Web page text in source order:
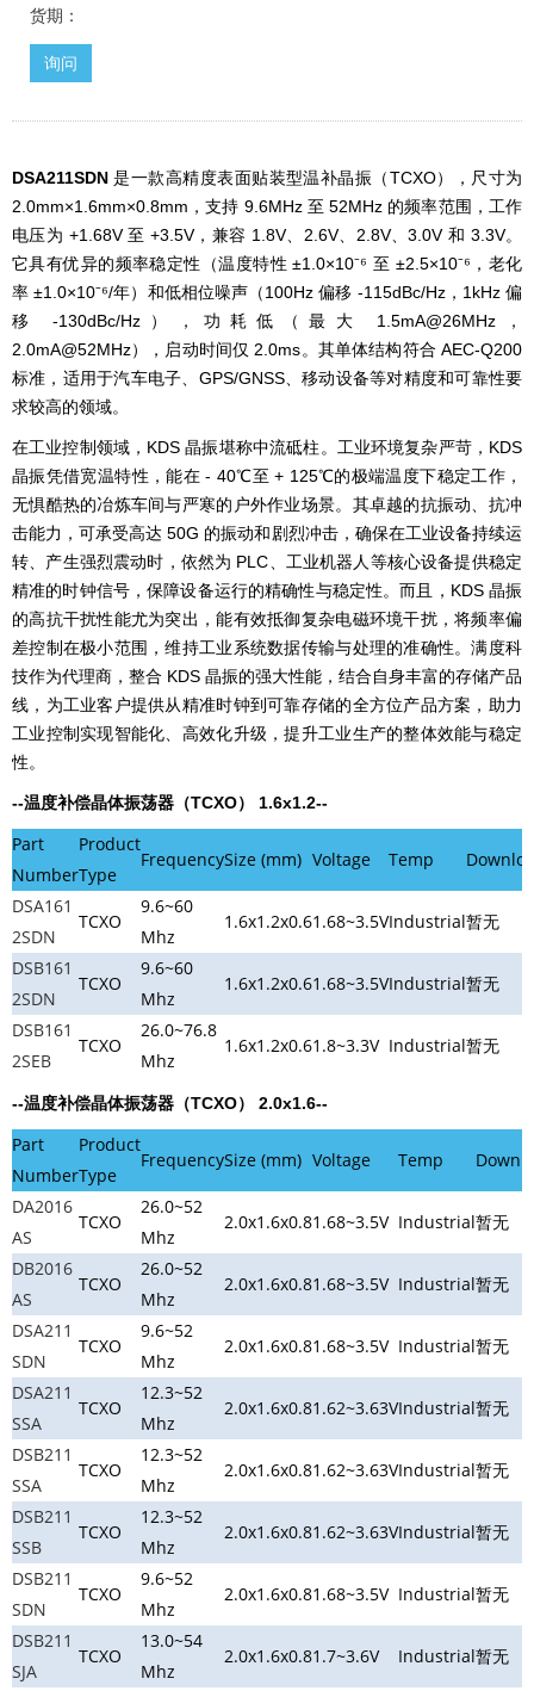
货期：
询问
DSA211SDN 是一款高精度表面贴装型温补晶振（TCXO），尺寸为
2.0mm×1.6mm×0.8mm，支持 9.6MHz 至 52MHz 的频率范围，工作
电压为 +1.68V 至 +3.5V，兼容 1.8V、2.6V、2.8V、3.0V 和 3.3V。
它具有优异的频率稳定性（温度特性 ±1.0×10⁻⁶ 至 ±2.5×10⁻⁶，老化
率 ±1.0×10⁻⁶/年）和低相位噪声（100Hz 偏移 -115dBc/Hz，1kHz 偏
移 -130dBc/Hz），功耗低（最大 1.5mA@26MHz，
2.0mA@52MHz），启动时间仅 2.0ms。其单体结构符合 AEC-Q200
标准，适用于汽车电子、GPS/GNSS、移动设备等对精度和可靠性要
求较高的领域。
在工业控制领域，KDS 晶振堪称中流砥柱。工业环境复杂严苛，KDS
晶振凭借宽温特性，能在 - 40℃至 + 125℃的极端温度下稳定工作，
无惧酷热的冶炼车间与严寒的户外作业场景。其卓越的抗振动、抗冲
击能力，可承受高达 50G 的振动和剧烈冲击，确保在工业设备持续运
转、产生强烈震动时，依然为 PLC、工业机器人等核心设备提供稳定
精准的时钟信号，保障设备运行的精确性与稳定性。而且，KDS 晶振
的高抗干扰性能尤为突出，能有效抵御复杂电磁环境干扰，将频率偏
差控制在极小范围，维持工业系统数据传输与处理的准确性。满度科
技作为代理商，整合 KDS 晶振的强大性能，结合自身丰富的存储产品
线，为工业客户提供从精准时钟到可靠存储的全方位产品方案，助力
工业控制实现智能化、高效化升级，提升工业生产的整体效能与稳定
性。
--温度补偿晶体振荡器（TCXO） 1.6x1.2--
Part
Number
Product
Type
FrequencySize (mm) Voltage Temp
DSA161
2SDN
TCXO
9.6~60
Mhz
1.6x1.2x0.61.68~3.5VIndustrial暂无
DSB161
2SDN
TCXO
9.6~60
Mhz
1.6x1.2x0.61.68~3.5VIndustrial暂无
DSB161
2SEB
TCXO
26.0~76.8
Mhz
1.6x1.2x0.61.8~3.3V Industrial暂无
--温度补偿晶体振荡器（TCXO） 2.0x1.6--
Part
Number
Product
Type
FrequencySize (mm) Voltage Temp
DA2016
AS
TCXO
26.0~52
Mhz
2.0x1.6x0.81.68~3.5V Industrial暂无
DB2016
AS
TCXO
26.0~52
Mhz
2.0x1.6x0.81.68~3.5V Industrial暂无
DSA211
SDN
TCXO
9.6~52
Mhz
2.0x1.6x0.81.68~3.5V Industrial暂无
DSA211
SSA
TCXO
12.3~52
Mhz
2.0x1.6x0.81.62~3.63VIndustrial暂无
DSB211
SSA
TCXO
12.3~52
Mhz
2.0x1.6x0.81.62~3.63VIndustrial暂无
DSB211
SSB
TCXO
12.3~52
Mhz
2.0x1.6x0.81.62~3.63VIndustrial暂无
DSB211
SDN
TCXO
9.6~52
Mhz
2.0x1.6x0.81.68~3.5V Industrial暂无
DSB211
SJA
TCXO
13.0~54
Mhz
2.0x1.6x0.81.7~3.6V Industrial暂无